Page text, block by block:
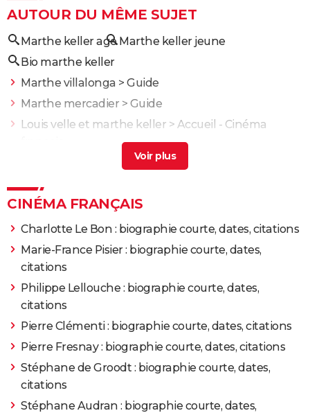
2018 Une femme heureuseRôle: Anna
2018 The Escape Rôle: Anna
2016 L'Économie du couple Rôle: Christine
La Marque des anges : Miserere
2012 Au Galop
2011 Les GéantsRôle: Rosa
2007 Cortex Rôle: Carole Rothmann
2007 UV
2007 Chrysalis
2007 Bouquet finalRôle: Nickye
2007 La Prophétie d'Avignon
AUTOUR DU MÊME SUJET
Marthe keller age Marthe keller jeune
Bio marthe keller
Marthe villalonga > Guide
Marthe mercadier > Guide
Louis velle et marthe keller > Accueil - Cinéma
CINÉMA FRANÇAIS
Charlotte Le Bon : biographie courte, dates, citations
Marie-France Pisier : biographie courte, dates,
citations
Philippe Lellouche : biographie courte, dates,
citations
Pierre Clémenti : biographie courte, dates, citations
Pierre Fresnay : biographie courte, dates, citations
Stéphane de Groodt : biographie courte, dates,
citations
Stéphane Audran : biographie courte, dates,